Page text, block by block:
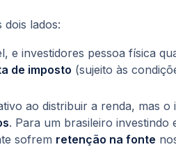
dois lados:
e investidores pessoa física
de imposto (sujeito às
ao distribuir a renda, mas o
. Para um brasileiro investindo
sofrem retenção na fonte